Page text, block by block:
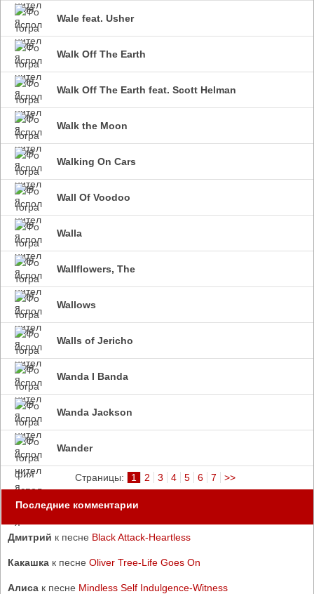
Wale feat. Usher
Walk Off The Earth
Walk Off The Earth feat. Scott Helman
Walk the Moon
Walking On Cars
Wall Of Voodoo
Walla
Wallflowers, The
Wallows
Walls of Jericho
Wanda I Banda
Wanda Jackson
Wander
Страницы: 1 2 3 4 5 6 7 >>
Последние комментарии
Дмитрий к песне Black Attack-Heartless
Какашка к песне Oliver Tree-Life Goes On
Алиса к песне Mindless Self Indulgence-Witness